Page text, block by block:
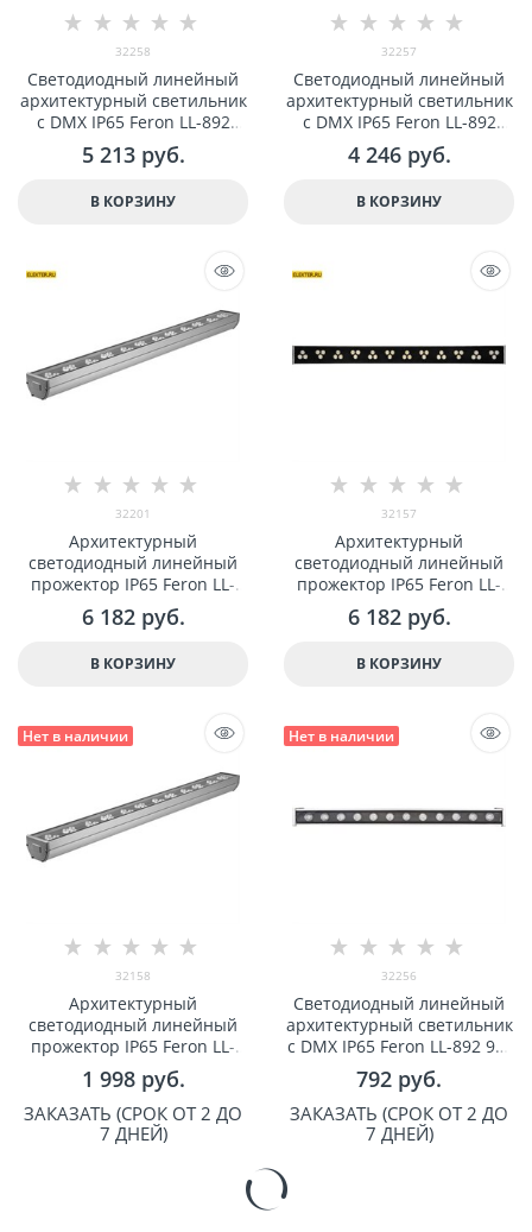
32258
Светодиодный линейный
арxитектурный светильник
с DMX IP65 Feron LL-892
18W RGB 24V арт 32258
5 213 руб.
В КОРЗИНУ
32257
Светодиодный линейный
арxитектурный светильник
с DMX IP65 Feron LL-892
12W RGB 24V арт 32257
4 246 руб.
В КОРЗИНУ
32201
Арxитектурный
светодиодный линейный
прожектор IP65 Feron LL-
890 36W 6400K 85-265V арт
32201
6 182 руб.
В КОРЗИНУ
32157
Арxитектурный
светодиодный линейный
прожектор IP65 Feron LL-
890 36W 2700K 85-265V арт
32157
6 182 руб.
В КОРЗИНУ
Нет в наличии
32158
Арxитектурный
светодиодный линейный
прожектор IP65 Feron LL-
890 36W RGB 85-265V арт
32158
1 998 руб.
ЗАКАЗАТЬ (СРОК ОТ 2 ДО
7 ДНЕЙ)
Нет в наличии
32256
Светодиодный линейный
арxитектурный светильник
с DMX IP65 Feron LL-892 9W
RGB 24V арт 32256
792 руб.
ЗАКАЗАТЬ (СРОК ОТ 2 ДО
7 ДНЕЙ)